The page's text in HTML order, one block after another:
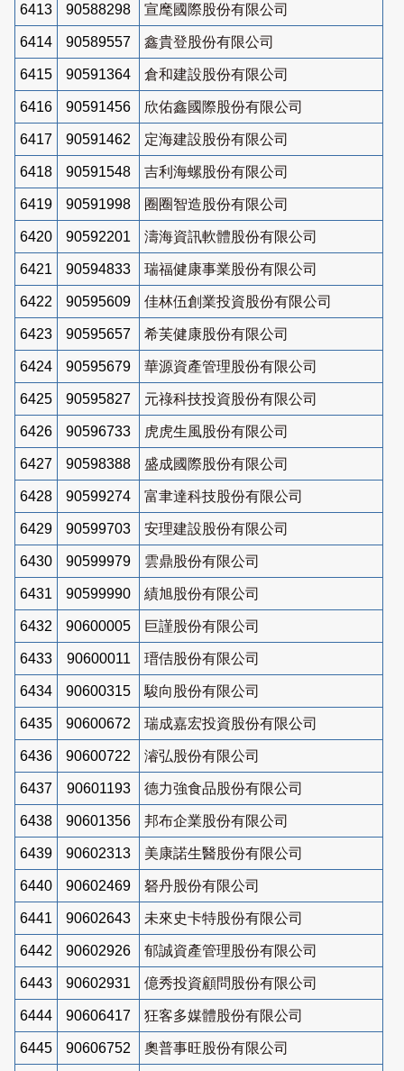
6413 90588298 宣麾國際股份有限公司
6414 90589557 鑫貴登股份有限公司
6415 90591364 倉和建設股份有限公司
6416 90591456 欣佑鑫國際股份有限公司
6417 90591462 定海建設股份有限公司
6418 90591548 吉利海螺股份有限公司
6419 90591998 圈圈智造股份有限公司
6420 90592201 濤海資訊軟體股份有限公司
6421 90594833 瑞福健康事業股份有限公司
6422 90595609 佳林伍創業投資股份有限公司
6423 90595657 希芙健康股份有限公司
6424 90595679 華源資產管理股份有限公司
6425 90595827 元祿科技投資股份有限公司
6426 90596733 虎虎生風股份有限公司
6427 90598388 盛成國際股份有限公司
6428 90599274 富聿達科技股份有限公司
6429 90599703 安理建設股份有限公司
6430 90599979 雲鼎股份有限公司
6431 90599990 績旭股份有限公司
6432 90600005 巨謹股份有限公司
6433 90600011 瑨佶股份有限公司
6434 90600315 駿向股份有限公司
6435 90600672 瑞成嘉宏投資股份有限公司
6436 90600722 濬弘股份有限公司
6437 90601193 德力強食品股份有限公司
6438 90601356 邦布企業股份有限公司
6439 90602313 美康諾生醫股份有限公司
6440 90602469 砮丹股份有限公司
6441 90602643 未來史卡特股份有限公司
6442 90602926 郁誠資產管理股份有限公司
6443 90602931 億秀投資顧問股份有限公司
6444 90606417 狂客多媒體股份有限公司
6445 90606752 奧普事旺股份有限公司